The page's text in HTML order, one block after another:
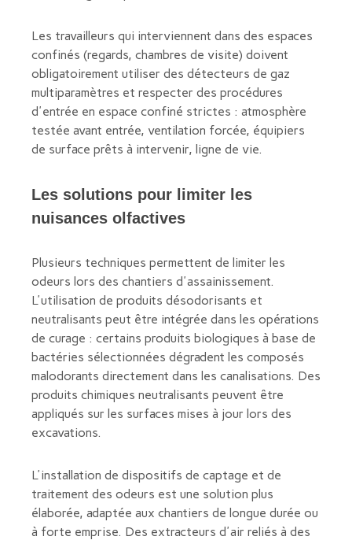
Les travailleurs qui interviennent dans des espaces
confinés (regards, chambres de visite) doivent
obligatoirement utiliser des détecteurs de gaz
multiparamètres et respecter des procédures
d'entrée en espace confiné strictes : atmosphère
testée avant entrée, ventilation forcée, équipiers
de surface prêts à intervenir, ligne de vie.
Les solutions pour limiter les
nuisances olfactives
Plusieurs techniques permettent de limiter les
odeurs lors des chantiers d'assainissement.
L'utilisation de produits désodorisants et
neutralisants peut être intégrée dans les opérations
de curage : certains produits biologiques à base de
bactéries sélectionnées dégradent les composés
malodorants directement dans les canalisations. Des
produits chimiques neutralisants peuvent être
appliqués sur les surfaces mises à jour lors des
excavations.
L'installation de dispositifs de captage et de
traitement des odeurs est une solution plus
élaborée, adaptée aux chantiers de longue durée ou
à forte emprise. Des extracteurs d'air reliés à des